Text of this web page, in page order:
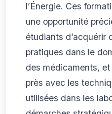
l’Énergie. Ces
une opportunité
étudiants d’acquérir
pratiques dans le
des médicaments,
près avec les
utilisées dans les